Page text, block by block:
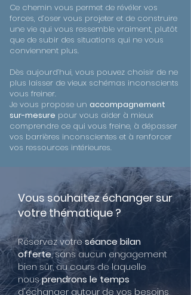
Ce chemin vous permet de révéler vos
forces, d’oser vous projeter et de construire
une vie qui vous ressemble vraiment, plutôt
que de subir des situations qui ne vous
conviennent plus.
Dès aujourd’hui, vous pouvez choisir de ne
plus laisser de vieux schémas inconscients
vous freiner.
Je vous propose un accompagnement
sur-mesure pour vous aider à mieux
comprendre ce qui vous freine, à dépasser
vos barrières inconscientes et à renforcer
vos ressources intérieures.
Vous souhaitez échanger sur
votre thématique ?
Réservez votreséance bilan
offerte, sans aucun engagement
bien sûr, au cours de laquelle
nousprendrons le temps
d'échanger autour de vos besoins,